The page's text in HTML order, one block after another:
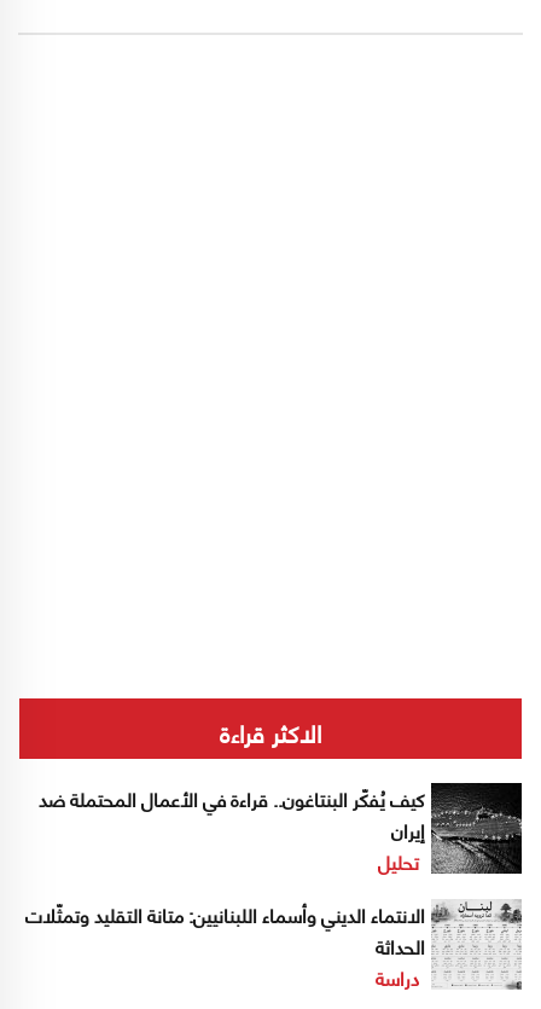
في محيط مطار دمشق خلال غارة نفذها الطيران
الاكثر قراءة
كيف يُفكّر البنتاغون.. قراءة في الأعمال المحتملة ضد
إيران
تحليل
الانتماء الديني وأسماء اللبنانيين: متانة التقليد وتمثّلات
الحداثة
دراسة